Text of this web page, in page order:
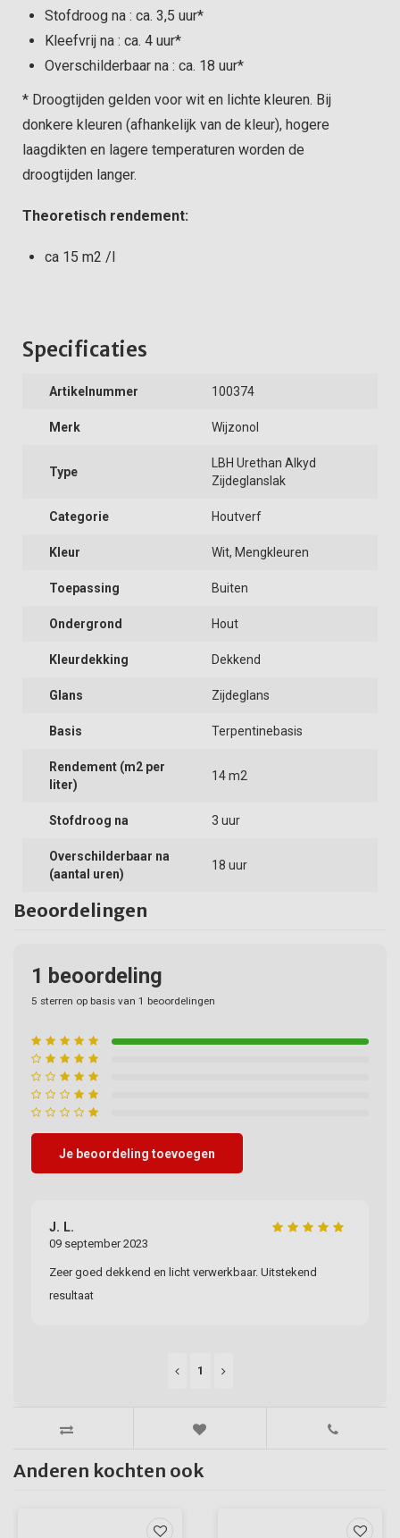
Stofdroog na : ca. 3,5 uur*
Kleefvrij na : ca. 4 uur*
Overschilderbaar na : ca. 18 uur*
* Droogtijden gelden voor wit en lichte kleuren. Bij
donkere kleuren (afhankelijk van de kleur), hogere
laagdikten en lagere temperaturen worden de
droogtijden langer.
Theoretisch rendement:
ca 15 m2 /l
Specificaties
Artikelnummer 100374
Merk Wijzonol
Type
LBH Urethan Alkyd
Zijdeglanslak
Categorie Houtverf
Kleur Wit, Mengkleuren
Toepassing Buiten
Ondergrond Hout
Kleurdekking Dekkend
Glans Zijdeglans
Basis Terpentinebasis
Rendement (m2 per
liter)
14 m2
Stofdroog na 3 uur
Overschilderbaar na
(aantal uren)
18 uur
Beoordelingen
1 beoordeling
5 sterren op basis van 1 beoordelingen
Je beoordeling toevoegen
J. L.
09 september 2023
Zeer goed dekkend en licht verwerkbaar. Uitstekend
resultaat
1
Anderen kochten ook